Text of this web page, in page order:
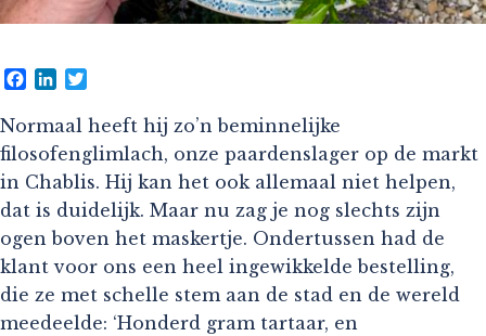
Facebook
LinkedIn
Normaal heeft hij zo’n beminnelijke
filosofenglimlach, onze paardenslager op de markt
in Chablis. Hij kan het ook allemaal niet helpen,
dat is duidelijk. Maar nu zag je nog slechts zijn
ogen boven het maskertje. Ondertussen had de
klant voor ons een heel ingewikkelde bestelling,
die ze met schelle stem aan de stad en de wereld
meedeelde: ‘Honderd gram tartaar, en